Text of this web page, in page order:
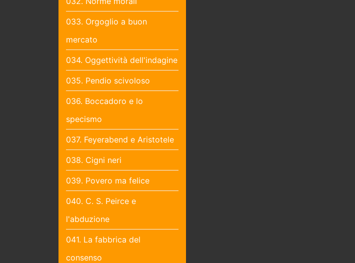
033. Orgoglio a buon
mercato
034. Oggettività dell'indagine
035. Pendio scivoloso
036. Boccadoro e lo
specismo
037. Feyerabend e Aristotele
038. Cigni neri
039. Povero ma felice
040. C. S. Peirce e
l'abduzione
041. La fabbrica del
consenso